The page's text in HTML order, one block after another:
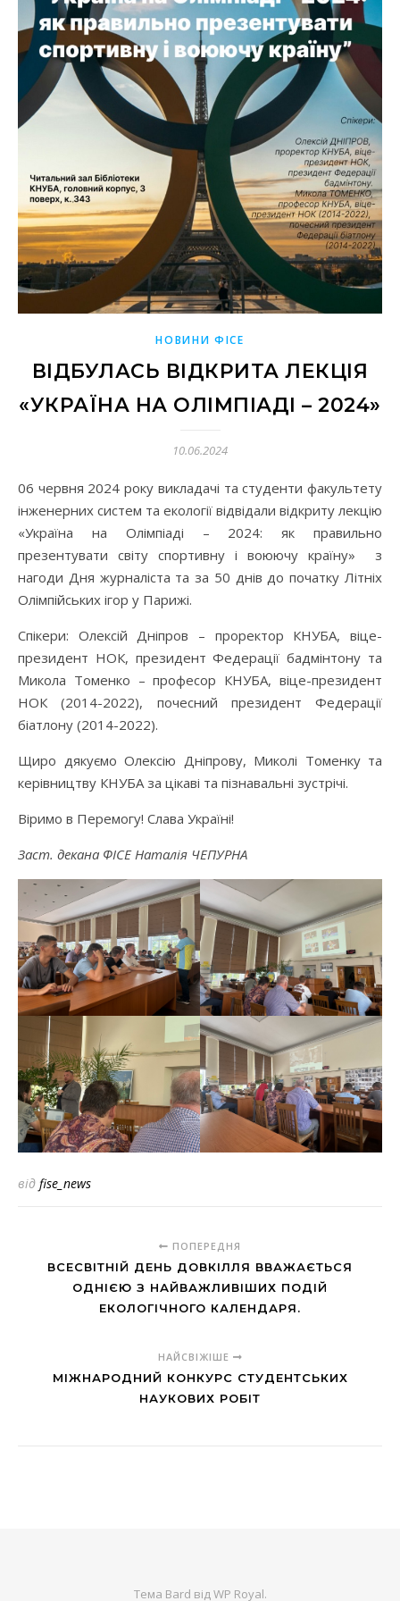
НОВИНИ ФІСЕ
ВІДБУЛАСЬ ВІДКРИТА ЛЕКЦІЯ
«УКРАЇНА НА ОЛІМПІАДІ – 2024»
10.06.2024
06 червня 2024 року викладачі та студенти факультету
інженерних систем та екології відвідали відкриту лекцію
«Україна на Олімпіаді – 2024: як правильно
презентувати світу спортивну і воюючу країну» з
нагоди Дня журналіста та за 50 днів до початку Літніх
Олімпійських ігор у Парижі.
Спікери: Олексій Дніпров – проректор КНУБА, віце-
президент НОК, президент Федерації бадмінтону та
Микола Томенко – професор КНУБА, віце-президент
НОК (2014-2022), почесний президент Федерації
біатлону (2014-2022).
Щиро дякуємо Олексію Дніпрову, Миколі Томенку та
керівництву КНУБА за цікаві та пізнавальні зустрічі.
Віримо в Перемогу! Слава Україні!
Заст. декана ФІСЕ Наталія ЧЕПУРНА
від fise_news
ПОПЕРЕДНЯ
ВСЕСВІТНІЙ ДЕНЬ ДОВКІЛЛЯ ВВАЖАЄТЬСЯ
ОДНІЄЮ З НАЙВАЖЛИВІШИХ ПОДІЙ
ЕКОЛОГІЧНОГО КАЛЕНДАРЯ.
НАЙСВІЖІШЕ
МІЖНАРОДНИЙ КОНКУРС СТУДЕНТСЬКИХ
НАУКОВИХ РОБІТ
Тема Bard відWP Royal.